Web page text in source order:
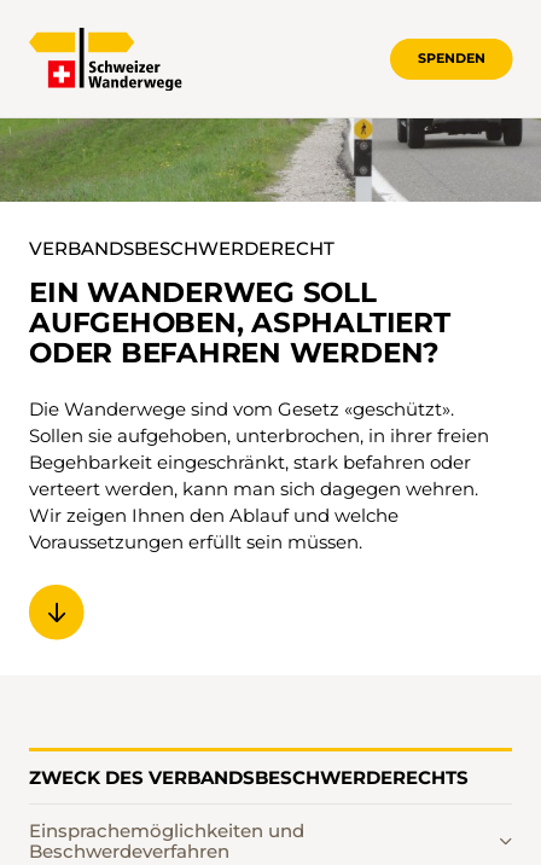
SPENDEN
VERBANDSBESCHWERDERECHT
VERBANDSBESCHWERDERECHT
EIN WANDERWEG SOLL
AUFGEHOBEN, ASPHALTIERT
ODER BEFAHREN WERDEN?
Die Wanderwege sind vom Gesetz «geschützt».
Sollen sie aufgehoben, unterbrochen, in ihrer freien
Begehbarkeit eingeschränkt, stark befahren oder
verteert werden, kann man sich dagegen wehren.
Wir zeigen Ihnen den Ablauf und welche
Voraussetzungen erfüllt sein müssen.
ZWECK DES VERBANDSBESCHWERDERECHTS
Einsprachemöglichkeiten und
Beschwerdeverfahren